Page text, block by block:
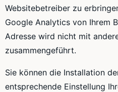
Websitebetreiber zu
Google Analytics von Ihrem
Adresse wird nicht mit
zusammengeführt.
Sie können die Installation
entsprechende Einstellung